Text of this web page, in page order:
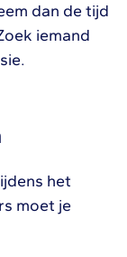
dan de tijd
iemand
het
moet je